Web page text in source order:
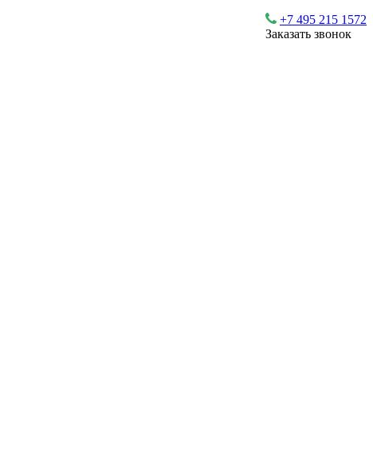
+7 495 215 1572
Заказать звонок